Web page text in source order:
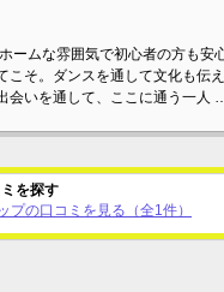
ームな雰囲気で初心者の方も
こそ。ダンスを通して文化も伝
会いを通して、ここに通う一人 …
を探す
プの口コミを見る（全1件）